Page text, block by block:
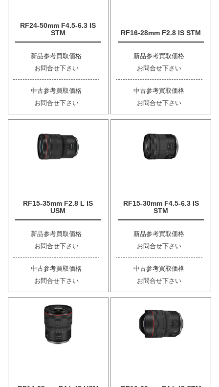
RF24-50mm F4.5-6.3 IS
STM
新品参考買取価格
お問合せ下さい
中古参考買取価格
お問合せ下さい
RF16-28mm F2.8 IS STM
新品参考買取価格
お問合せ下さい
中古参考買取価格
お問合せ下さい
RF15-35mm F2.8 L IS
USM
新品参考買取価格
お問合せ下さい
中古参考買取価格
お問合せ下さい
RF15-30mm F4.5-6.3 IS
STM
新品参考買取価格
お問合せ下さい
中古参考買取価格
お問合せ下さい